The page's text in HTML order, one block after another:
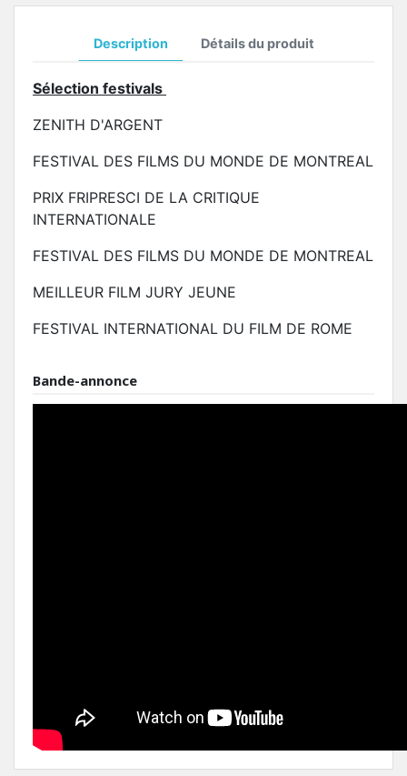
Description Détails du produit
Sélection festivals
ZENITH D'ARGENT
FESTIVAL DES FILMS DU MONDE DE MONTREAL
PRIX FRIPRESCI DE LA CRITIQUE
INTERNATIONALE
FESTIVAL DES FILMS DU MONDE DE MONTREAL
MEILLEUR FILM JURY JEUNE
FESTIVAL INTERNATIONAL DU FILM DE ROME
Bande-annonce